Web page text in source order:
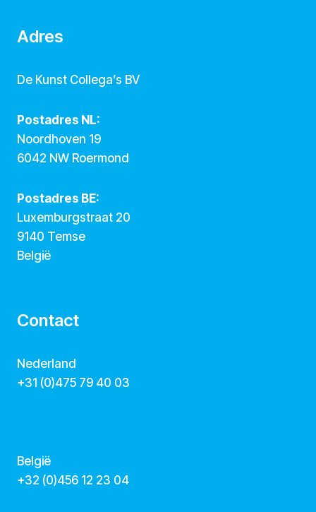
Adres
De Kunst Collega’s BV
Postadres NL:
Noordhoven 19
6042 NW Roermond
Postadres BE:
Luxemburgstraat 20
9140 Temse
België
Contact
Nederland
+31 (0)475 79 40 03
België
‭+32 (0)456 12 23 04‬